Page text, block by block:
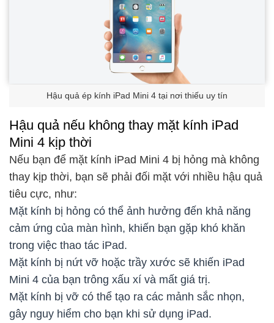
Hậu quả ép kính iPad Mini 4 tại nơi thiếu uy tín
Hậu quả nếu không thay mặt kính iPad
Mini 4 kịp thời
Nếu bạn để mặt kính iPad Mini 4 bị hỏng mà không
thay kịp thời, bạn sẽ phải đối mặt với nhiều hậu quả
tiêu cực, như:
Mặt kính bị hỏng có thể ảnh hưởng đến khả năng
cảm ứng của màn hình, khiến bạn gặp khó khăn
trong việc thao tác iPad.
Mặt kính bị nứt vỡ hoặc trầy xước sẽ khiến iPad
Mini 4 của bạn trông xấu xí và mất giá trị.
Mặt kính bị vỡ có thể tạo ra các mảnh sắc nhọn,
gây nguy hiểm cho bạn khi sử dụng iPad.